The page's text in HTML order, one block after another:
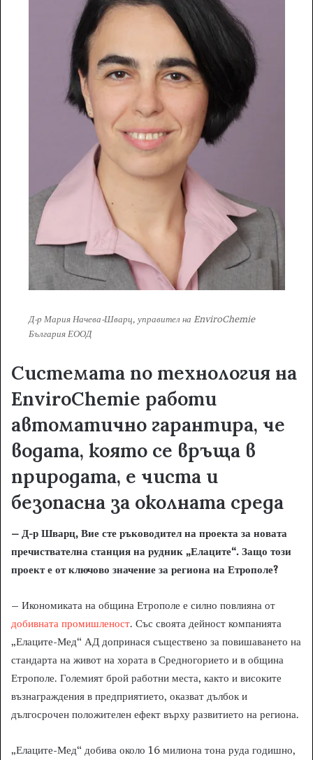
Д-р Мария Начева-Шварц, управител на EnviroChemie
България ЕООД
Системата по технология на
EnviroChemie работи
автоматично гарантира, че
водата, която се връща в
природата, е чиста и
безопасна за околната среда
– Д-р Шварц, Вие сте ръководител на проекта за новата
пречиствателна станция на рудник „Елаците“. Защо този
проект е от ключово значение за региона на Етрополе?
– Икономиката на община Етрополе е силно повлияна от
добивната промишленост. Със своята дейност компанията
„Елаците-Мед“ АД допринася съществено за повишаването на
стандарта на живот на хората в Средногорието и в община
Етрополе. Големият брой работни места, както и високите
възнаграждения в предприятието, оказват дълбок и
дългосрочен положителен ефект върху развитието на региона.
„Елаците-Мед“ добива около 16 милиона тона руда годишно,